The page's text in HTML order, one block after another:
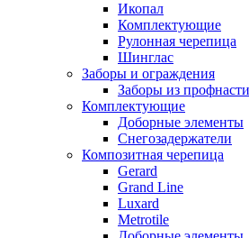
Икопал
Комплектующие
Рулонная черепица
Шинглас
Заборы и ограждения
Заборы из
Комплектующие
Доборные элементы
Снегозадержатели
Композитная черепица
Gerard
Grand Line
Luxard
Metrotile